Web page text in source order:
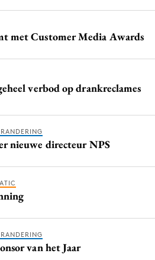
met Customer Media Awards
verbod op drankreclames
nieuwe directeur NPS
van het Jaar